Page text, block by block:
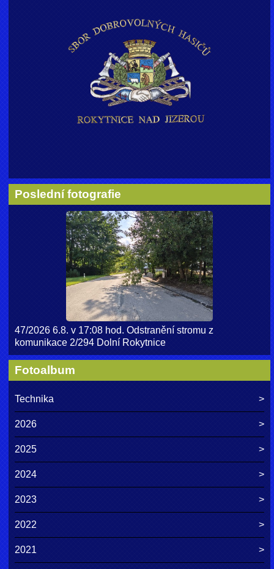
Poslední fotografie
47/2026 6.8. v 17:08 hod. Odstranění stromu z
komunikace 2/294 Dolní Rokytnice
Fotoalbum
Technika
2026
2025
2024
2023
2022
2021